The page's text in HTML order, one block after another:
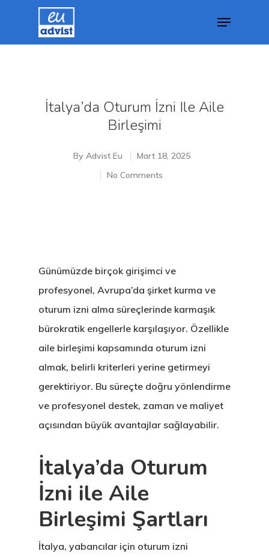
İtalya’da Oturum İzni Ile Aile
Birleşimi
By Advist Eu
Mart 18, 2025
No Comments
Günümüzde birçok girişimci ve
profesyonel, Avrupa’da şirket kurma ve
oturum izni alma süreçlerinde karmaşık
bürokratik engellerle karşılaşıyor. Özellikle
aile birleşimi kapsamında oturum izni
almak, belirli kriterleri yerine getirmeyi
gerektiriyor. Bu süreçte doğru yönlendirme
ve profesyonel destek, zaman ve maliyet
açısından büyük avantajlar sağlayabilir.
İtalya’da Oturum
İzni ile Aile
Birleşimi Şartları
İtalya, yabancılar için oturum izni